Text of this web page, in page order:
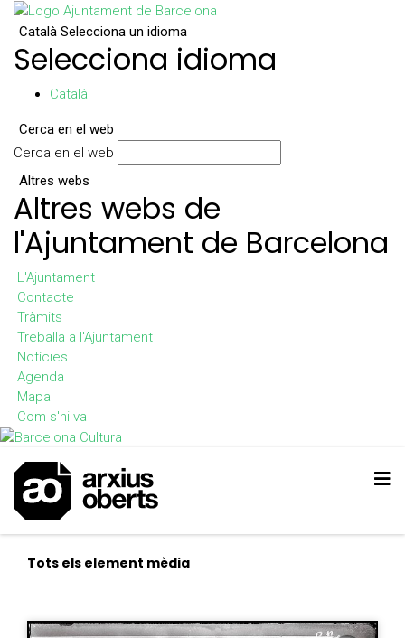
Català Selecciona un idioma
Selecciona idioma
Català
Cerca en el web
Cerca en el web
Altres webs
Altres webs de
l'Ajuntament de Barcelona
L'Ajuntament
Contacte
Tràmits
Treballa a l'Ajuntament
Notícies
Agenda
Mapa
Com s'hi va
Tots els element mèdia